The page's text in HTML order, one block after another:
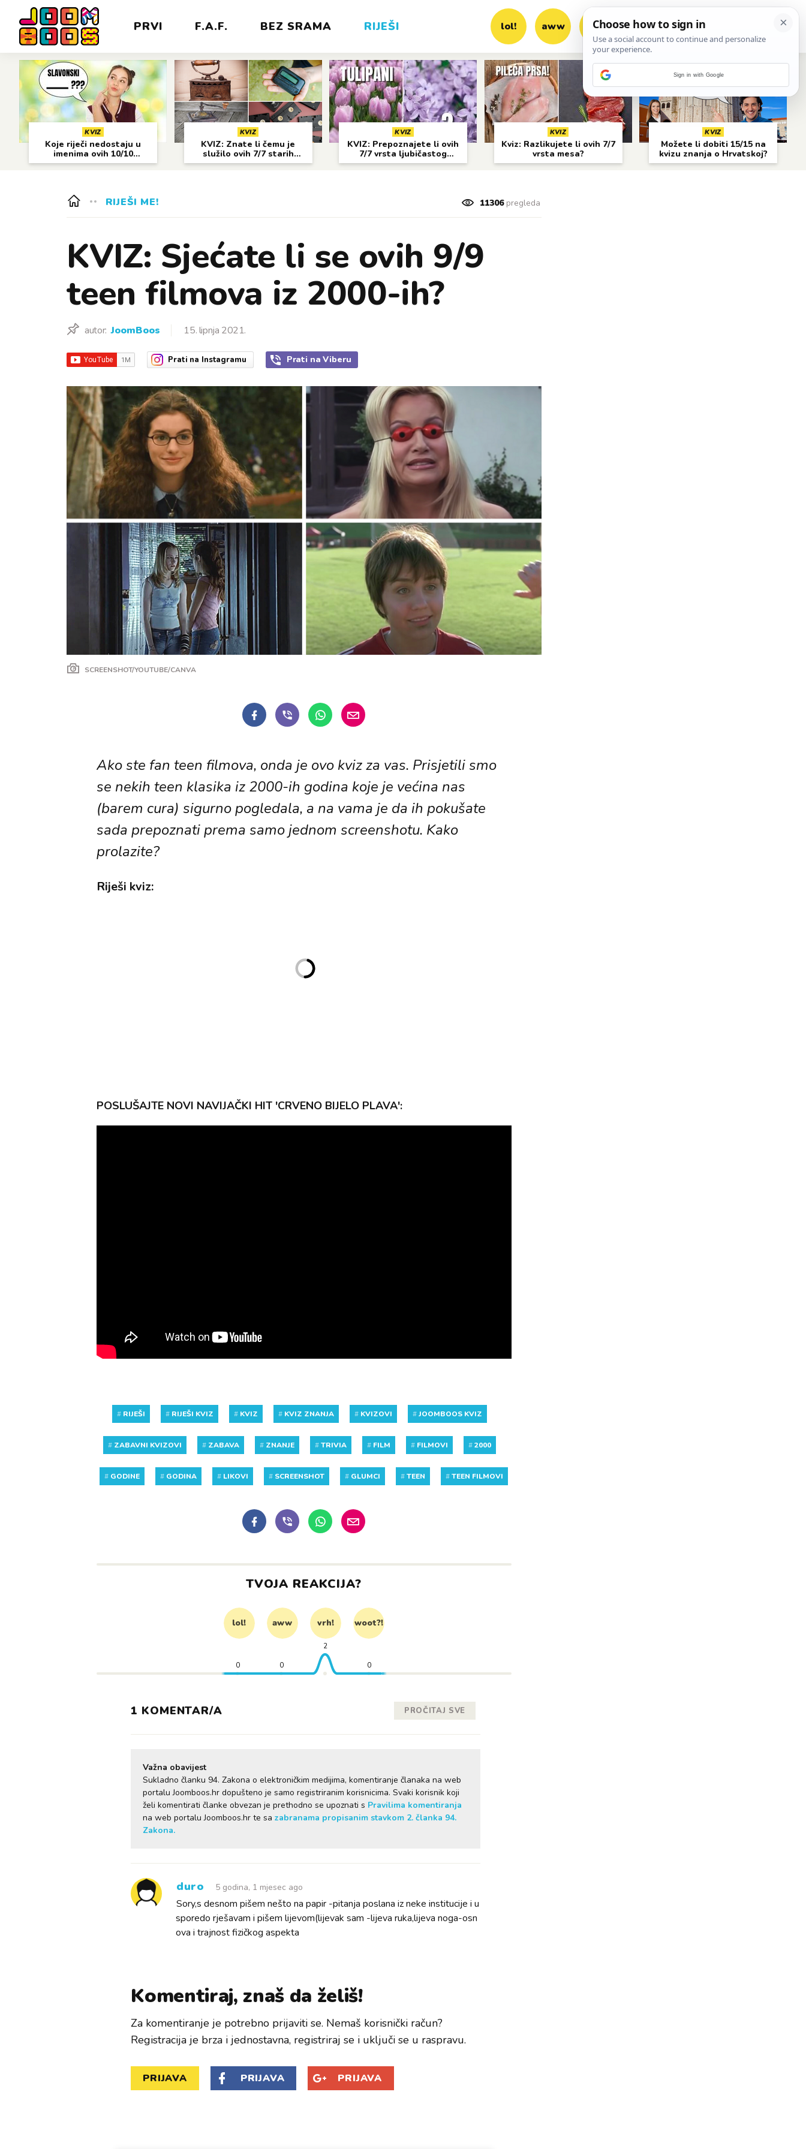
PRVI F.A.F. BEZ SRAMA RIJEŠI lol! aww vrh! woot?!
KVIZ
Koje riječi nedostaju u
imenima ovih 10/10
gradova?
KVIZ
KVIZ: Znate li čemu je
služilo ovih 7/7 starih
predmeta?
KVIZ
KVIZ: Prepoznajete li ovih
7/7 vrsta ljubičastog
cvijeća?
KVIZ
Kviz: Razlikujete li ovih 7/7
vrsta mesa?
KVIZ
Možete li dobiti 15/15 na
kvizu znanja o Hrvatskoj?
RIJEŠI ME! 11306pregleda
KVIZ: Sjećate li se ovih 9/9
teen filmova iz 2000-ih?
autor: JoomBoos 15. lipnja 2021.
Prati na Instagramu Prati na Viberu
SCREENSHOT/YOUTUBE/CANVA
Ako ste fan teen filmova, onda je ovo kviz za vas. Prisjetili smo
se nekih teen klasika iz 2000-ih godina koje je većina nas
(barem cura) sigurno pogledala, a na vama je da ih pokušate
sada prepoznati prema samo jednom screenshotu. Kako
prolazite?
Riješi kviz:
POSLUŠAJTE NOVI NAVIJAČKI HIT 'CRVENO BIJELO PLAVA':
# RIJEŠI # RIJEŠI KVIZ # KVIZ # KVIZ ZNANJA # KVIZOVI #JOOMBOOS KVIZ
# ZABAVNI KVIZOVI # ZABAVA # ZNANJE #TRIVIA # FILM # FILMOVI #2000
# GODINE # GODINA # LIKOVI # SCREENSHOT # GLUMCI #TEEN #TEEN FILMOVI
TVOJA REAKCIJA?
lol! aww vrh! woot?!
0 0
2
0
1 KOMENTAR/A PROČITAJ SVE
Važna obavijest
Sukladno članku 94. Zakona o elektroničkim medijima, komentiranje članaka na web
portalu Joomboos.hr dopušteno je samo registriranim korisnicima. Svaki korisnik koji
želi komentirati članke obvezan je prethodno se upoznati s Pravilima komentiranja
na web portalu Joomboos.hr te sazabranama propisanim stavkom 2. članka 94.
Zakona.
duro 5 godina, 1 mjesec ago
Sory,s desnom pišem nešto na papir -pitanja poslana iz neke institucije i u
sporedo rješavam i pišem lijevom(lijevak sam -lijeva ruka,lijeva noga-osn
ova i trajnost fizičkog aspekta
Komentiraj, znaš da želiš!
Za komentiranje je potrebno prijaviti se. Nemaš korisnički račun?
Registracija je brza i jednostavna, registriraj se i uključi se u raspravu.
PRIJAVA PRIJAVA PRIJAVA
Sign in with Google